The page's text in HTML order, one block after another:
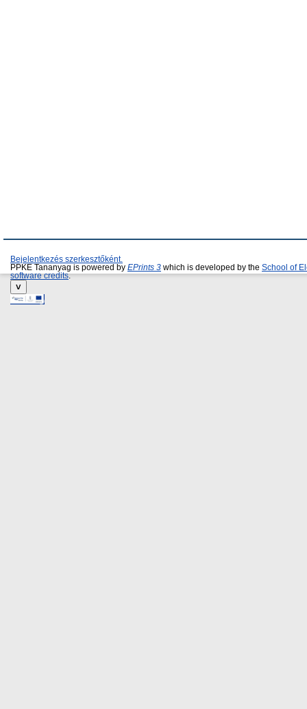
Bejelentkezés szerkesztőként.
PPKE Tananyag is powered by EPrints 3 which is developed by the School of
software credits.
˅